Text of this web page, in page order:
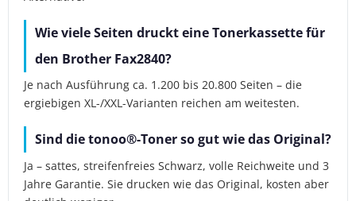
Wie viele Seiten druckt eine Tonerkassette für
den Brother Fax2840?
Je nach Ausführung ca. 1.200 bis 20.800 Seiten – die
ergiebigen XL-/XXL-Varianten reichen am weitesten.
Sind die tonoo®-Toner so gut wie das Original?
Ja – sattes, streifenfreies Schwarz, volle Reichweite und 3
Jahre Garantie. Sie drucken wie das Original, kosten aber